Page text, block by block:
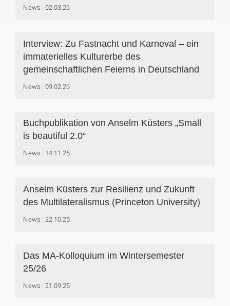
News 02.03.26
Interview: Zu Fastnacht und Karneval – ein
immaterielles Kulturerbe des
gemeinschaftlichen Feierns in Deutschland
News 09.02.26
Buchpublikation von Anselm Küsters „Small
is beautiful 2.0“
News 14.11.25
Anselm Küsters zur Resilienz und Zukunft
des Multilateralismus (Princeton University)
News 22.10.25
Das MA-Kolloquium im Wintersemester
25/26
News 21.09.25